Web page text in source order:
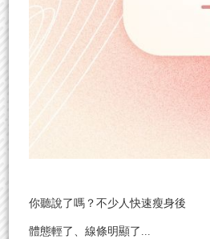
你聽說了嗎？不少人快速瘦身後
體態輕了、線條明顯了...